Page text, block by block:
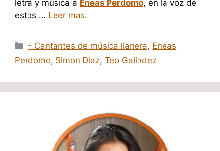
letra y música a Eneas Perdomo, en la voz de
estos … Leer mas.
Categorías
- Cantantes de música llanera, Eneas
Perdomo, Simon Diaz, Teo Galindez